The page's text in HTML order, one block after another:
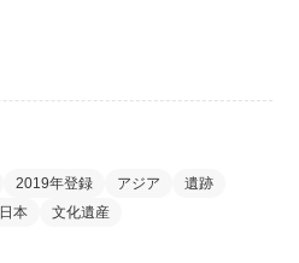
2019年登録 アジア
遺跡
日本 文化遺産